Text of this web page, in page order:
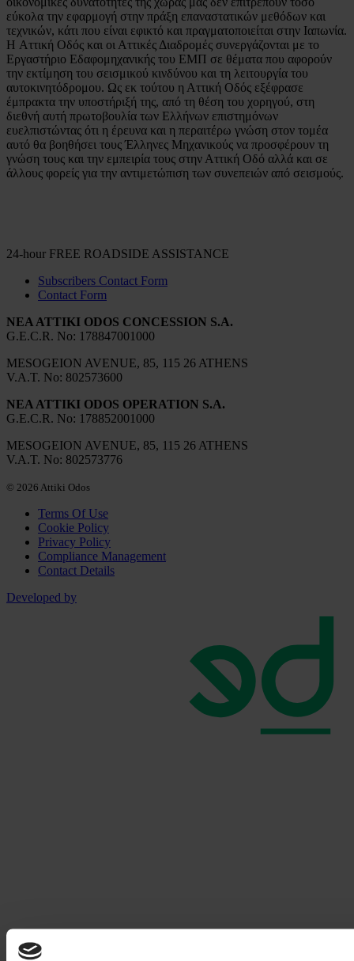
εύκολα την εφαρμογή στην πράξη επαναστατικών μεθόδων και
τεχνικών, κάτι που είναι εφικτό και πραγματοποιείται στην Ιαπωνία.
H Αττική Οδός και οι Αττικές Διαδρομές συνεργάζονται με το
Εργαστήριο Εδαφομηχανικής του ΕΜΠ σε θέματα που αφορούν
την εκτίμηση του σεισμικού κινδύνου και τη λειτουργία του
αυτοκινητόδρομου. Ως εκ τούτου η Αττική Οδός εξέφρασε
έμπρακτα την υποστήριξή της, από τη θέση του χορηγού, στη
διεθνή αυτή πρωτοβουλία των Ελλήνων επιστημόνων
ευελπιστώντας ότι η έρευνα και η περαιτέρω γνώση στον τομέα
αυτό θα βοηθήσει τους Έλληνες Μηχανικούς να προσφέρουν τη
γνώση τους και την εμπειρία τους στην Αττική Οδό αλλά και σε
άλλους φορείς για την αντιμετώπιση των συνεπειών από σεισμούς.
24-hour FREE ROADSIDE ASSISTANCE
Subscribers Contact Form
Contact Form
NEA ATTIKI ODOS CONCESSION S.A.
G.Ε.C.R. No: 178847001000
MESOGEION AVENUE, 85, 115 26 ATHENS
V.A.T. No: 802573600
NEA ATTIKI ODOS OPERATION S.A.
G.Ε.C.R. No: 178852001000
MESOGEION AVENUE, 85, 115 26 ATHENS
V.A.T. No: 802573776
© 2026 Attiki Odos
Terms Of Use
Cookie Policy
Privacy Policy
Compliance Management
Contact Details
Developed by